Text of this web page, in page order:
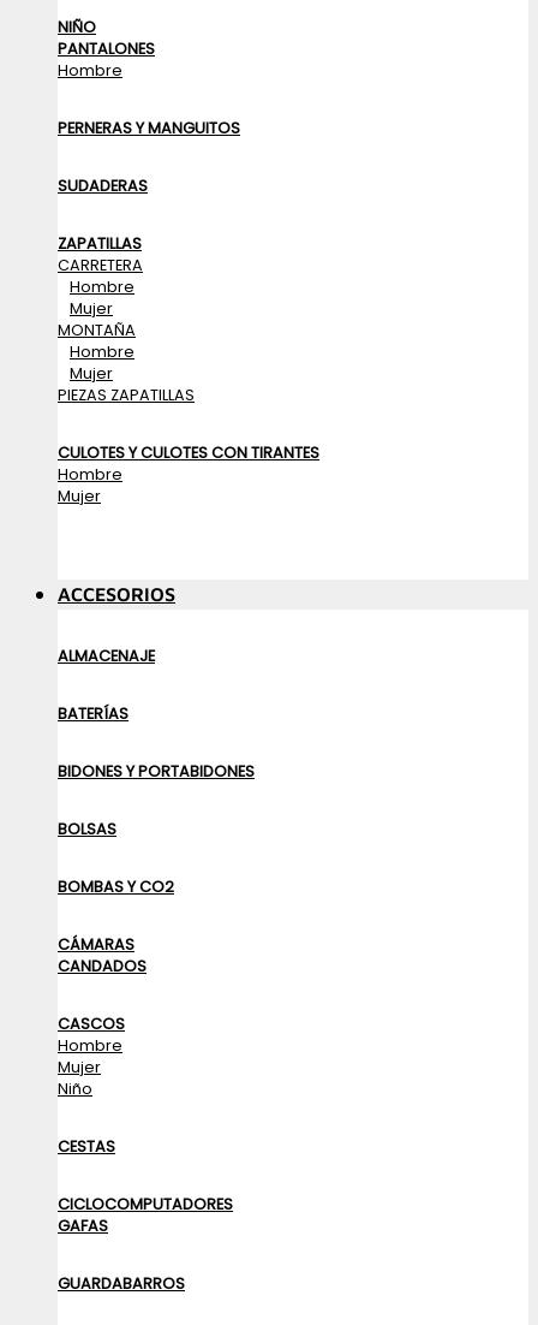
NIÑO
PANTALONES
Hombre
PERNERAS Y MANGUITOS
SUDADERAS
ZAPATILLAS
CARRETERA
Hombre
Mujer
MONTAÑA
Hombre
Mujer
PIEZAS ZAPATILLAS
CULOTES Y CULOTES CON TIRANTES
Hombre
Mujer
ACCESORIOS
ALMACENAJE
BATERÍAS
BIDONES Y PORTABIDONES
BOLSAS
BOMBAS Y CO2
CÁMARAS
CANDADOS
CASCOS
Hombre
Mujer
Niño
CESTAS
CICLOCOMPUTADORES
GAFAS
GUARDABARROS